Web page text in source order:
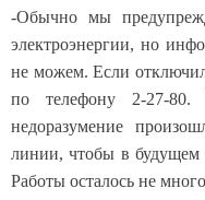
-Обычно мы
электроэнергии, но
не можем. Если
по телефону 2-27-
недоразумение
линии, чтобы в будущем
Работы осталось не